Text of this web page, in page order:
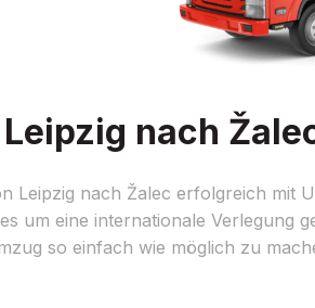
nach
Leipzig nach Žalec erfolgreich mit
um eine internationale Verlegung
so einfach wie möglich zu